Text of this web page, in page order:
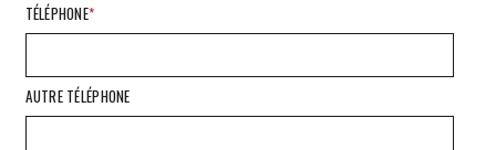
TÉLÉPHONE*
AUTRE TÉLÉPHONE